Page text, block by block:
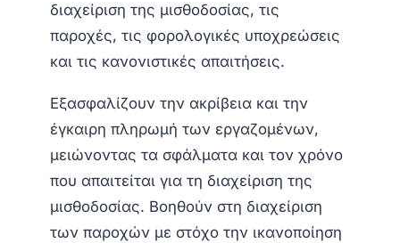
διαχείριση της μισθοδοσίας, τις
παροχές, τις φορολογικές υποχρεώσεις
και τις κανονιστικές απαιτήσεις.
Εξασφαλίζουν την ακρίβεια και την
έγκαιρη πληρωμή των εργαζομένων,
μειώνοντας τα σφάλματα και τον χρόνο
που απαιτείται για τη διαχείριση της
μισθοδοσίας. Βοηθούν στη διαχείριση
των παροχών με στόχο την ικανοποίηση